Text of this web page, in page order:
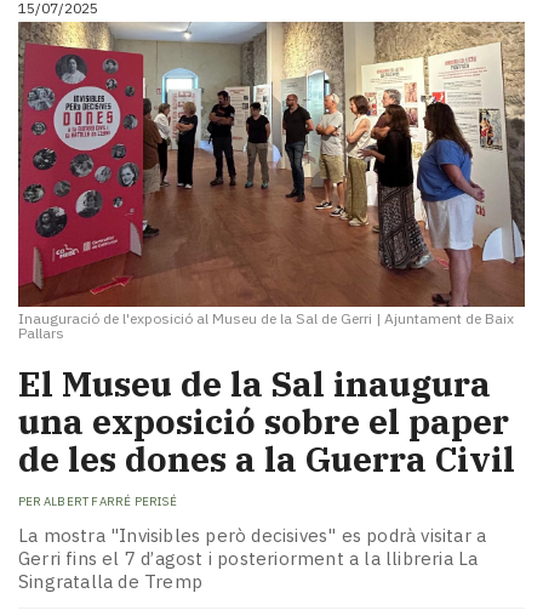
i
turisme
Cultura
Esports
Mai
tant!
TV
i
mitjans
El
temps
Reportatges
Enquestes
A
escena!
Dis
la
Subscriptors
La
15/07/2025
Inauguració de l'exposició al Museu de la Sal de Gerri | Ajuntament de Baix
Pallars
El Museu de la Sal inaugura
una exposició sobre el paper
de les dones a la Guerra Civil
PER ALBERT FARRÉ PERISÉ
La mostra "Invisibles però decisives" es podrà visitar a
Gerri fins el 7 d’agost i posteriorment a la llibreria La
Singratalla de Tremp